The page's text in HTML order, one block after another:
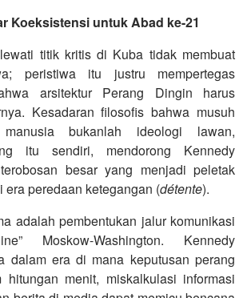
Koeksistensi untuk Abad ke-21
titik kritis di Kuba tidak membuat
peristiwa itu justru mempertegas
arsitektur Perang Dingin harus
Kesadaran filosofis bahwa musuh
bukanlah ideologi lawan,
itu sendiri, mendorong Kennedy
besar yang menjadi peletak
era peredaan ketegangan (détente).
adalah pembentukan jalur komunikasi
Moskow-Washington. Kennedy
dalam era di mana keputusan perang
hitungan menit, miskalkulasi informasi